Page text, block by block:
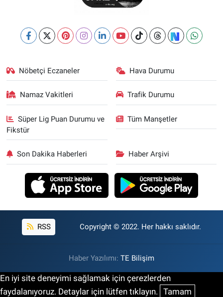
Nöbetçi Eczaneler Hava Durumu
Namaz Vakitleri Trafik Durumu
Süper Lig Puan Durumu ve
Fikstür
Tüm Manşetler
Son Dakika Haberleri Haber Arşivi
RSS Copyright © 2022. Her hakkı saklıdır.
Haber Yazılımı: TE Bilişim
En iyi site deneyimi sağlamak için çerezlerden
faydalanıyoruz. Detaylar için lütfen tıklayın. Tamam